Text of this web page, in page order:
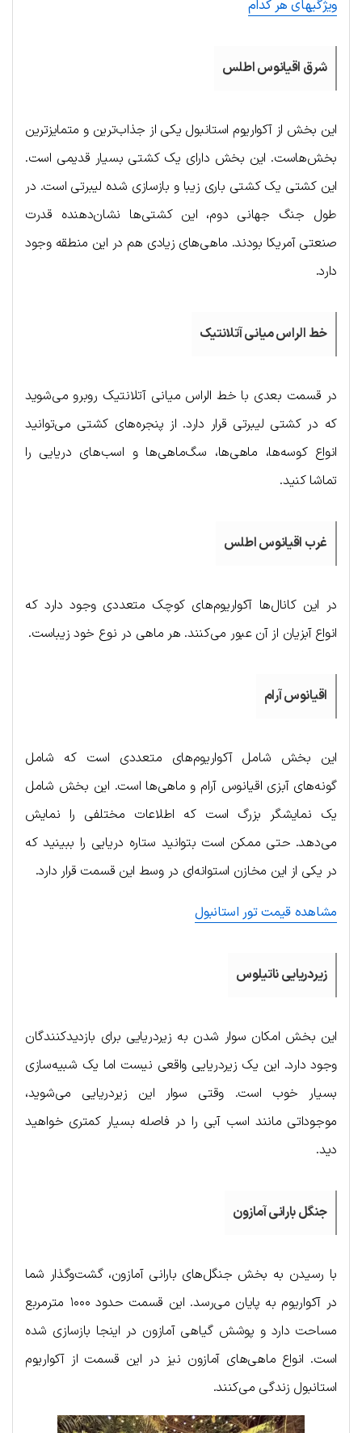
ویژگیهای هر کدام
شرق اقیانوس اطلس
این بخش از آکواریوم استانبول یکی از جذاب‌ترین و متمایزترین
بخش‌هاست. این بخش دارای یک کشتی بسیار قدیمی است.
این کشتی یک کشتی باری زیبا و بازسازی شده لیبرتی است. در
طول جنگ جهانی دوم، این کشتی‌ها نشان‌دهنده قدرت
صنعتی آمریکا بودند. ماهی‌های زیادی هم در این منطقه وجود
دارد.
خط الراس میانی آتلانتیک
در قسمت بعدی با خط الراس میانی آتلانتیک روبرو می‌شوید
که در کشتی لیبرتی قرار دارد. از پنجره‌های کشتی می‌توانید
انواع کوسه‌ها، ماهی‌ها، سگ‌ماهی‌ها و اسب‌های دریایی را
تماشا کنید.
غرب اقیانوس اطلس
در این کانال‌ها آکواریوم‌های کوچک متعددی وجود دارد که
انواع آبزیان از آن عبور می‌کنند. هر ماهی در نوع خود زیباست.
اقیانوس آرام
این بخش شامل آکواریوم‌های متعددی است که شامل
گونه‌های آبزی اقیانوس آرام و ماهی‌ها است. این بخش شامل
یک نمایشگر بزرگ است که اطلاعات مختلفی را نمایش
می‌دهد. حتی ممکن است بتوانید ستاره دریایی را ببینید که
در یکی از این مخازن استوانه‌ای در وسط این قسمت قرار دارد.
مشاهده قیمت تور استانبول
زیردریایی ناتیلوس
این بخش امکان سوار شدن به زیردریایی برای بازدیدکنندگان
وجود دارد. این یک زیردریایی واقعی نیست اما یک شبیه‌سازی
بسیار خوب است. وقتی سوار این زیردریایی می‌شوید،
موجوداتی مانند اسب آبی را در فاصله بسیار کمتری خواهید
دید.
جنگل بارانی آمازون
با رسیدن به بخش جنگل‌های بارانی آمازون، گشت‌وگذار شما
در آکواریوم به پایان می‌رسد. این قسمت حدود ۱۰۰۰ مترمربع
مساحت دارد و پوشش گیاهی آمازون در اینجا بازسازی شده
است. انواع ماهی‌های آمازون نیز در این قسمت از آکواریوم
استانبول زندگی می‌کنند.